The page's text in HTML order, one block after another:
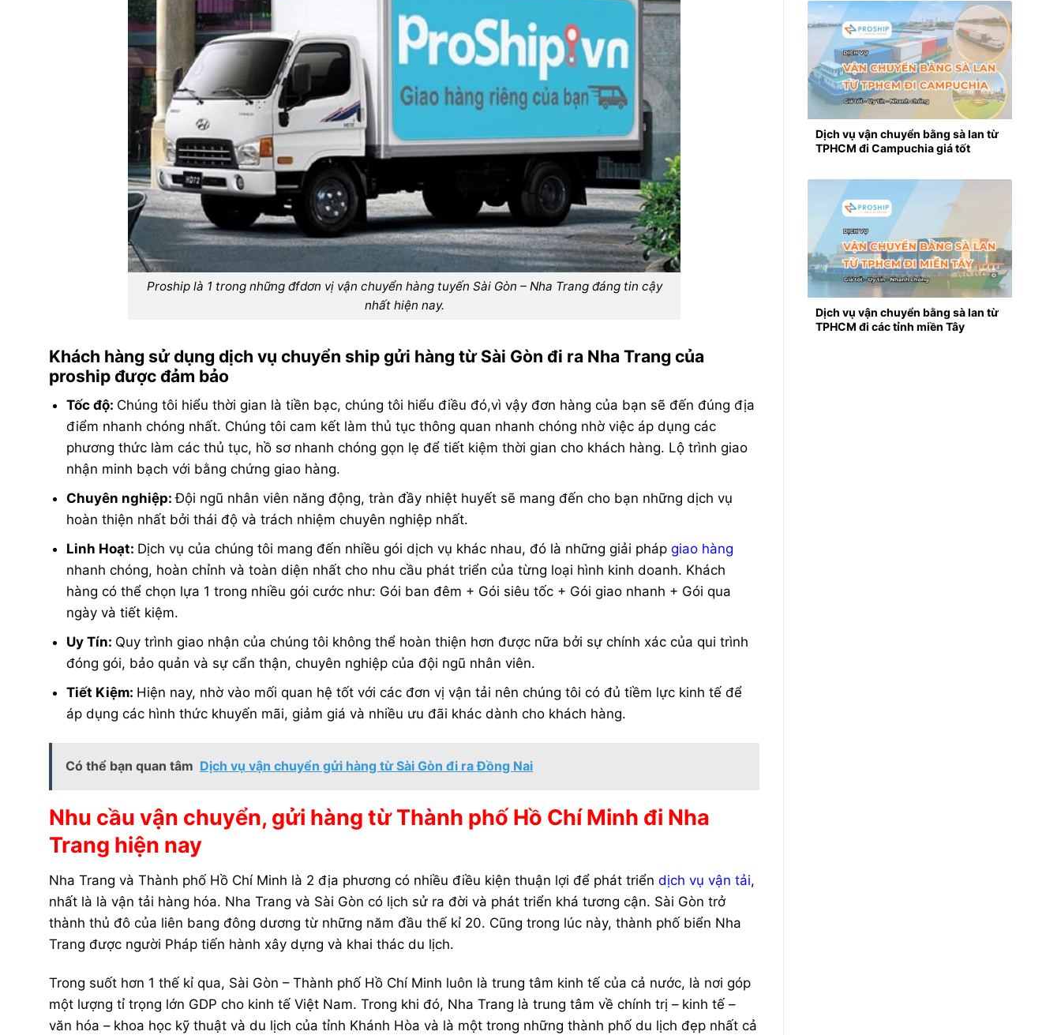
Proship là 1 trong những đfdơn vị vận chuyển hàng tuyến Sài Gòn – Nha Trang đáng tin cậy
nhất hiện nay.
Khách hàng sử dụng dịch vụ chuyển ship gửi hàng từ Sài Gòn đi ra Nha Trang của
proship được đảm bảo
Tốc độ: Chúng tôi hiểu thời gian là tiền bạc, chúng tôi hiểu điều đó,vì vậy đơn hàng của bạn sẽ đến đúng địa
điểm nhanh chóng nhất. Chúng tôi cam kết làm thủ tục thông quan nhanh chóng nhờ việc áp dụng các
phương thức làm các thủ tục, hồ sơ nhanh chóng gọn lẹ để tiết kiệm thời gian cho khách hàng. Lộ trình giao
nhận minh bạch với bằng chứng giao hàng.
Chuyên nghiệp:Đội ngũ nhân viên năng động, tràn đầy nhiệt huyết sẽ mang đến cho bạn những dịch vụ
hoàn thiện nhất bởi thái độ và trách nhiệm chuyên nghiệp nhất.
Linh Hoạt: Dịch vụ của chúng tôi mang đến nhiều gói dịch vụ khác nhau, đó là những giải phápgiao hàng
nhanh chóng, hoàn chỉnh và toàn diện nhất cho nhu cầu phát triển của từng loại hình kinh doanh. Khách
hàng có thể chọn lựa 1 trong nhiều gói cước như: Gói ban đêm + Gói siêu tốc + Gói giao nhanh + Gói qua
ngày và tiết kiệm.
Uy Tín: Quy trình giao nhận của chúng tôi không thể hoàn thiện hơn được nữa bởi sự chính xác của qui trình
đóng gói, bảo quản và sự cẩn thận, chuyên nghiệp của đội ngũ nhân viên.
Tiết Kiệm: Hiện nay, nhờ vào mối quan hệ tốt với các đơn vị vận tải nên chúng tôi có đủ tiềm lực kinh tế để
áp dụng các hình thức khuyến mãi, giảm giá và nhiều ưu đãi khác dành cho khách hàng.
Có thể bạn quan tâm Dịch vụ vận chuyển gửi hàng từ Sài Gòn đi ra Đồng Nai
Nhu cầu vận chuyển, gửi hàng từ Thành phố Hồ Chí Minh đi Nha
Trang hiện nay
Nha Trang và Thành phố Hồ Chí Minh là 2 địa phương có nhiều điều kiện thuận lợi để phát triển dịch vụ vận tải,
nhất là là vận tải hàng hóa. Nha Trang và Sài Gòn có lịch sử ra đời và phát triển khá tương cận. Sài Gòn trở
thành thủ đô của liên bang đông dương từ những năm đầu thế kỉ 20. Cũng trong lúc này, thành phố biển Nha
Trang được người Pháp tiến hành xây dựng và khai thác du lịch.
Trong suốt hơn 1 thế kỉ qua, Sài Gòn – Thành phố Hồ Chí Minh luôn là trung tâm kinh tế của cả nước, là nơi góp
một lượng tỉ trọng lớn GDP cho kinh tế Việt Nam. Trong khi đó, Nha Trang là trung tâm về chính trị – kinh tế –
văn hóa – khoa học kỹ thuật và du lịch của tỉnh Khánh Hòa và là một trong những thành phố du lịch đẹp nhất cả
Dịch vụ vận chuyển bằng sà lan từ
TPHCM đi Campuchia giá tốt
Dịch vụ vận chuyển bằng sà lan từ
TPHCM đi các tỉnh miền Tây